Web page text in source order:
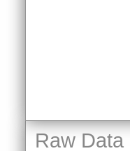
Raw Data